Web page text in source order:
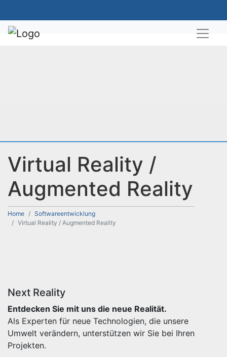
Virtual Reality /
Augmented Reality
Home
Softwareentwicklung
Virtual Reality / Augmented Reality
Next Reality
Entdecken Sie mit uns die neue Realität.
Als Experten für neue Technologien, die unsere
Umwelt verändern, unterstützen wir Sie bei Ihren
Projekten.